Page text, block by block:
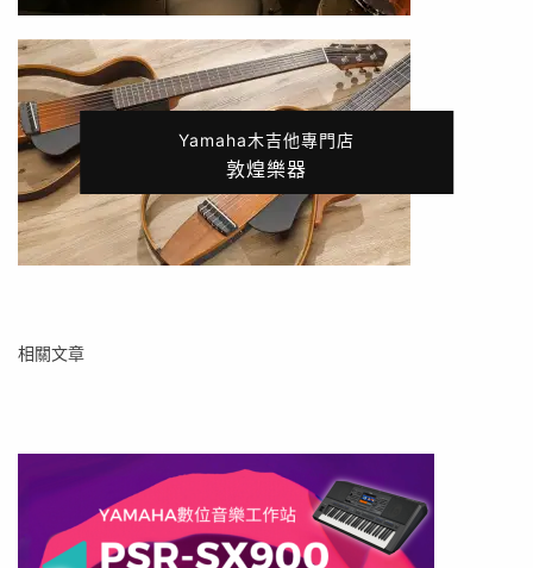
Yamaha木吉他專門店
敦煌樂器
相關文章